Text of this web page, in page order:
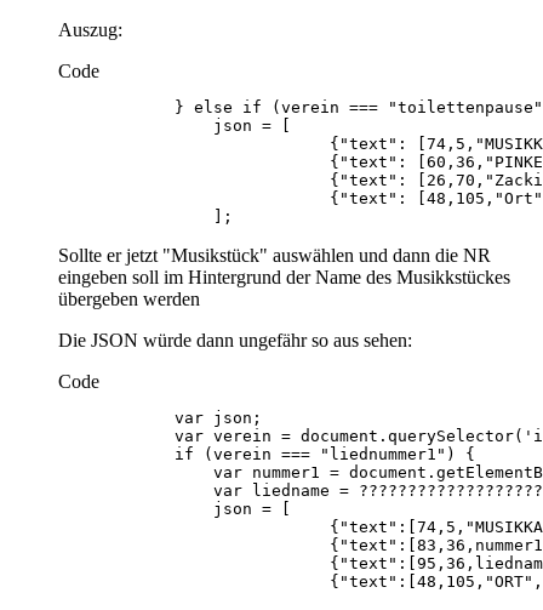
Auszug:
Code
                ];
Sollte er jetzt "Musikstück" auswählen und dann die NR
eingeben soll im Hintergrund der Name des Musikkstückes
übergeben werden
Die JSON würde dann ungefähr so aus sehen:
Code